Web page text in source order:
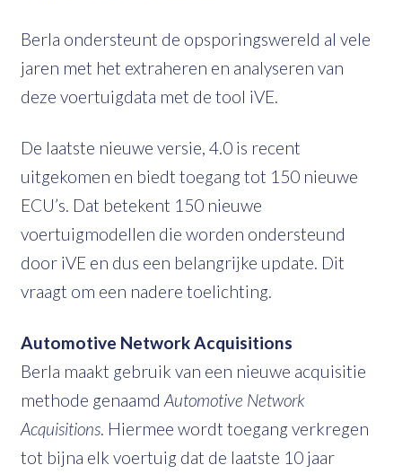
Berla ondersteunt de opsporingswereld al vele
jaren met het extraheren en analyseren van
deze voertuigdata met de tool iVE.
De laatste nieuwe versie, 4.0 is recent
uitgekomen en biedt toegang tot 150 nieuwe
ECU’s. Dat betekent 150 nieuwe
voertuigmodellen die worden ondersteund
door iVE en dus een belangrijke update. Dit
vraagt om een nadere toelichting.
Automotive Network Acquisitions
Berla maakt gebruik van een nieuwe acquisitie
methode genaamd Automotive Network
Acquisitions. Hiermee wordt toegang verkregen
tot bijna elk voertuig dat de laatste 10 jaar